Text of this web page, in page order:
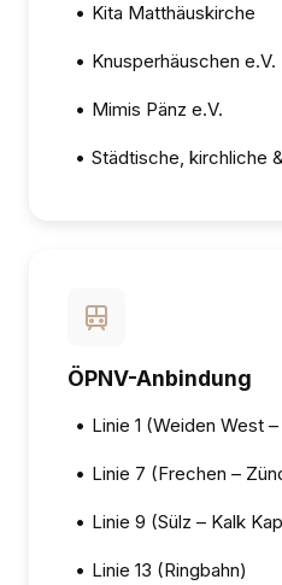
• Kita Matthäuskirche
• Knusperhäuschen
• Mimis Pänz e.V.
• Städtische, kirchliche
ÖPNV-Anbindung
• Linie 1 (Weiden West
• Linie 7 (Frechen –
• Linie 9 (Sülz – Kalk
• Linie 13 (Ringbahn)